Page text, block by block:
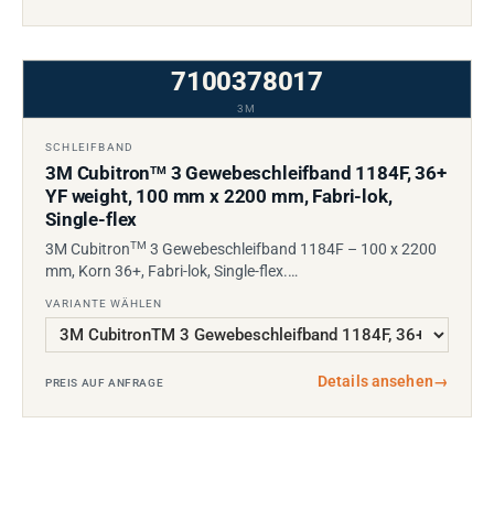
7100378017
3M
SCHLEIFBAND
3M CubitronTM3 Gewebeschleifband 1184F, 36+
YF weight, 100 mm x 2200 mm, Fabri-lok,
Single-flex
3M CubitronTM 3 Gewebeschleifband 1184F – 100 x 2200
mm, Korn 36+, Fabri-lok, Single-flex.…
VARIANTE WÄHLEN
PREIS AUF ANFRAGE Details ansehen→